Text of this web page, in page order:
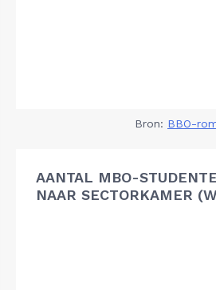
Bron: BBO-
AANTAL MBO-
NAAR SECTORKAMER